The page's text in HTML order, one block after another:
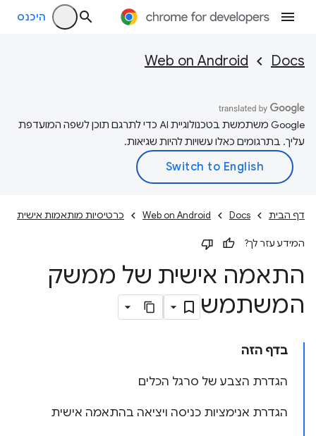
היכנס
Docs
Web on Android
‫Google משתמשת בטכנולוגיית AI כדי לתרגם תוכן לשפה המועדפת
עליך. בתרגומים כאלו עשויות להיות שגיאות.
דף הבית Docs
Web on Android כרטיסיות מותאמות אישית
המידע עזר לך?
התאמה אישית של ממשק
המשתמש
בדף הזה
הגדרת הצבע של סרגל הכלים
הגדרת אנימציות כניסה ויציאה בהתאמה אישית